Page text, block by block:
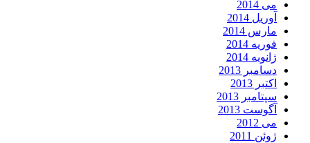
می 2014
آوریل 2014
مارس 2014
فوریه 2014
ژانویه 2014
دسامبر 2013
اکتبر 2013
سپتامبر 2013
آگوست 2013
می 2012
ژوئن 2011